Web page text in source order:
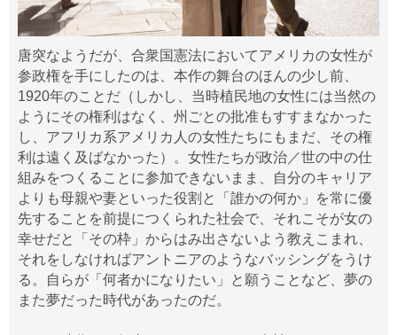
唐突なようだが、合衆国憲法においてアメリカの女性が
参政権を手にしたのは、本作の舞台のほんの少し前、
1920年のことだ（しかし、当時植民地の女性には当然の
ようにその権利はなく、州ごとの批准もすすまなかった
し、アフリカ系アメリカ人の女性たちにもまだ、その権
利は遠く及ばなかった）。女性たちが政治／世の中の仕
組みをつくることに参加できないまま、自分のキャリア
よりも母親や妻といった役割と「誰かの何か」を常に優
先することを前提につくられた社会で、それこそが女の
幸せだと「その枠」からはみ出さないよう教えこまれ、
それをしなければアントニアのようなバッシングをうけ
る。自らが「何者かになりたい」と願うことなど、夢の
また夢だった時代があったのだ。